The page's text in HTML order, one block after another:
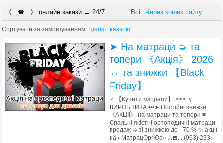
《...☎...》 онлайн закази ↔ 24/7 : Всі Через кошик сайту
Сортувати зазамовчуванням ціною назвою
➤ На матраци ➭ та
топери 《Акція》 2026
↔ та знижки 【Black
Friday】
✓ 【Купити матраци】 >>> у
ВИРОБНИКА •••➤ Постійні знижки
《АКЦІЇ》 на матраци та топери ≡
Спальні якістні ортопедичні матраци
продаж ➭ зі знижкою до - 70 % ✨ акції
на «МатрацОргЮа» ...☎️... (063) 233-